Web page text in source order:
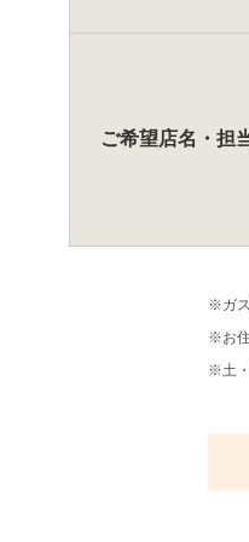
ご希望店名・担
※ガ
※お
※土